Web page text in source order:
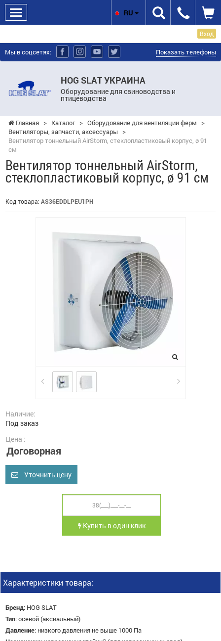
Вход
Мы в соцсетях: Показать телефоны
HOG SLAT УКРАИНА
Оборудование для свиноводства и
птицеводства
RU
Главная > Каталог > Оборудование для вентиляции ферм
>
Вентиляторы, запчасти, аксессуары
>
Вентилятор тоннельный AirStorm, стеклопластиковый корпус, ø 91
см
Вентилятор тоннельный AirStorm,
стеклопластиковый корпус, ø 91 см
Код товара: AS36EDDLPEU1PH
Наличие:
Под заказ
Цена :
Договорная
Уточнить цену
Купить в один клик
Характеристики товара:
Бренд: HOG SLAT
Тип:осевой (аксиальный)
Давление: низкого давления не выше 1000 Па